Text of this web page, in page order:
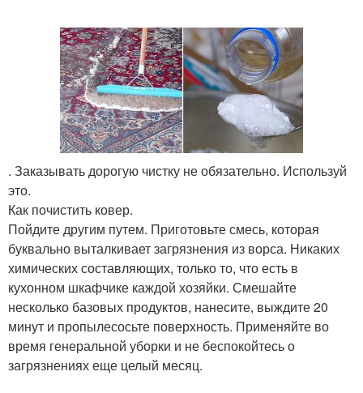
. Заказывать дорогую чистку не обязательно. Используй
это.
Как почистить ковер.
Пойдите другим путем. Приготовьте смесь, которая
буквально выталкивает загрязнения из ворса. Никаких
химических составляющих, только то, что есть в
кухонном шкафчике каждой хозяйки. Смешайте
несколько базовых продуктов, нанесите, выждите 20
минут и пропылесосьте поверхность. Применяйте во
время генеральной уборки и не беспокойтесь о
загрязнениях еще целый месяц.